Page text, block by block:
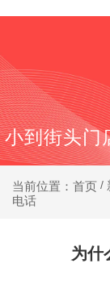
小到街头
当前位置：首页 /
电话
为什